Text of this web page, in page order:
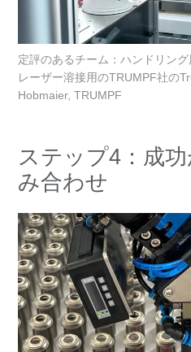
定評のあるチーム：ハンドリン
レーザー溶接用のTRUMPF社の
Hobmaier, TRUMPF
ステップ4：成
み合わせ